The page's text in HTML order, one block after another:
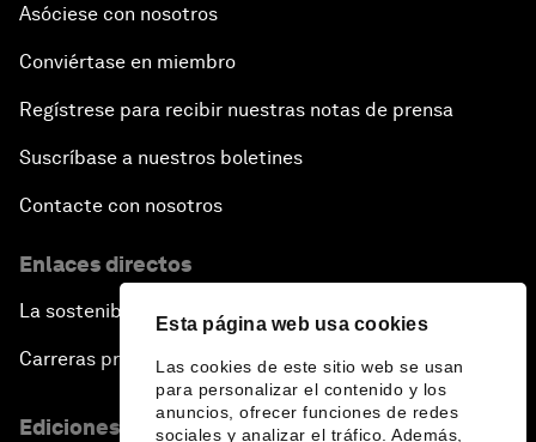
Esta página web usa cookies
Las cookies de este sitio web se usan
para personalizar el contenido y los
anuncios, ofrecer funciones de redes
sociales y analizar el tráfico. Además,
Asóciese con nosotros
Conviértase en miembro
Regístrese para recibir nuestras notas de prensa
Suscríbase a nuestros boletines
Contacte con nosotros
Enlaces directos
La sostenibilidad en el Foro
Carreras profesionales
Ediciones en otros idiomas